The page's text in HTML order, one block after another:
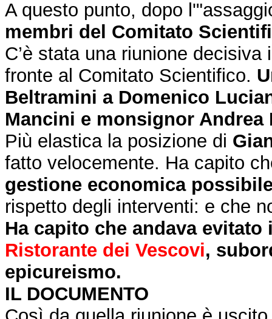
A questo punto, dopo
membri del Comitato
C’è stata una riunione
fronte al Comitato Scientifico.
Beltramini a Domenico
Mancini e monsignor Andrea
Più elastica la posizione di
fatto velocemente. Ha capito
gestione economica
rispetto degli interventi: e che
Ha capito che andava
Ristorante dei Vescovi,
epicureismo.
IL DOCUMENTO